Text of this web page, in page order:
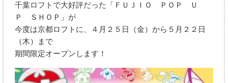
千葉ロフトで大好評だった「ＦＵＪＩＯ ＰＯＰ Ｕ
Ｐ ＳＨＯＰ」が
今度は京都ロフトに、４月２５日（金）から５月２２日
（木）まで
期間限定オープンします！